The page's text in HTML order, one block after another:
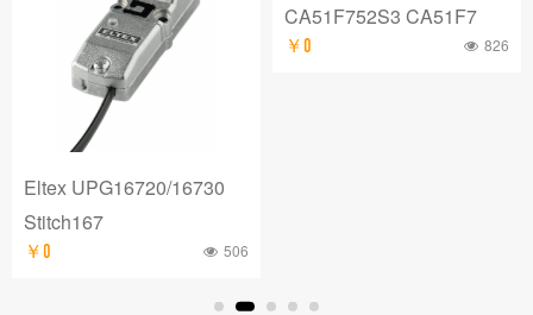
CA51F752S3 CA51F7